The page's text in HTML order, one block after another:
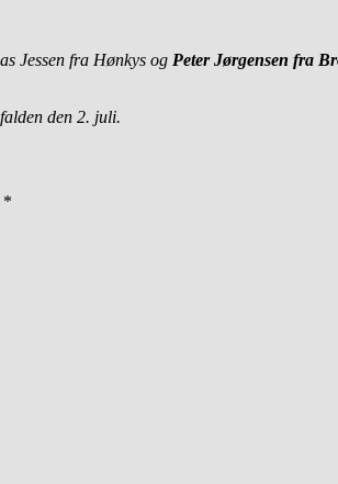
Jessen fra Hønkys og Peter Jørgensen fra
den 2. juli.
*